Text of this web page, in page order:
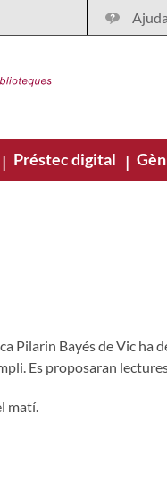
Ajuda
| Préstec digital |
Pilarin Bayés de Vic ha
Es proposaran
matí.